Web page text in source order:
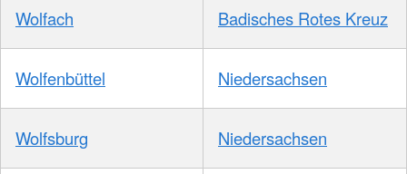
Wolfach Badisches Rotes Kreuz
Wolfenbüttel Niedersachsen
Wolfsburg Niedersachsen